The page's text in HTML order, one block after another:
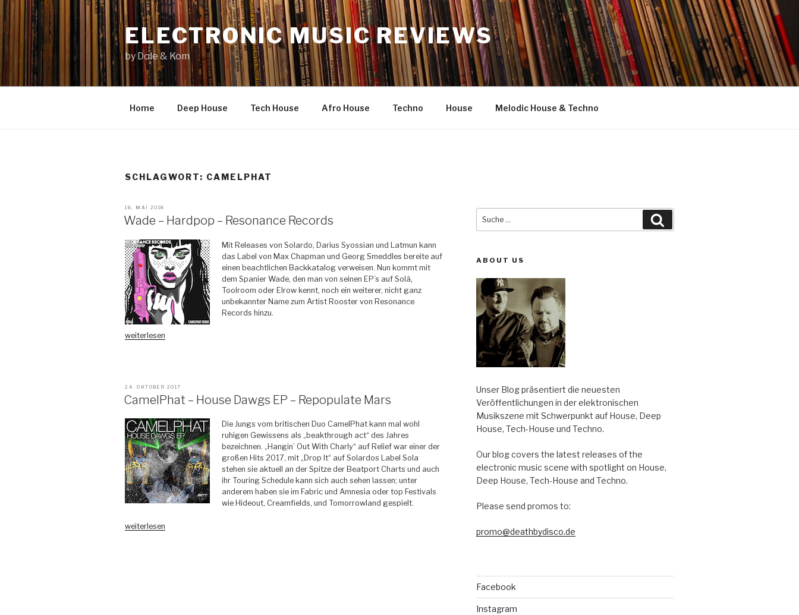
springen
ELECTRONIC MUSIC REVIEWS
by Dole & Kom
Home Deep House Tech House Afro House Techno House Melodic House & Techno
SCHLAGWORT: CAMELPHAT
VERÖFFENTLICHT
AM
16. MAI 2018
Wade – Hardpop – Resonance Records
Mit Releases von Solardo, Darius Syossian und Latmun kann
das Label von Max Chapman und Georg Smeddles bereite auf
einen beachtlichen Backkatalog verweisen. Nun kommt mit
dem Spanier Wade, den man von seinen EP’s auf Solá,
Toolroom oder Elrow kennt, noch ein weiterer, nicht ganz
unbekannter Name zum Artist Rooster von Resonance
Records hinzu.
„Wade
weiterlesen
VERÖFFENTLICHT
24. OKTOBER 2017
CamelPhat – House Dawgs EP – Repopulate Mars
Die Jungs vom britischen Duo CamelPhat kann mal wohl
ruhigen Gewissens als „beakthrough act“ des Jahres
bezeichnen. „Hangin’ Out With Charly“ auf Relief war einer der
großen Hits 2017, mit „Drop It“ auf Solardos Label Sola
stehen sie aktuell an der Spitze der Beatport Charts und auch
ihr Touring Schedule kann sich auch sehen lassen; unter
anderem haben sie im Fabric und Amnesia oder top Festivals
wie Hideout, Creamfields, und Tomorrowland gespielt.
„CamelPhat
weiterlesen
Suche
ABOUT US
Unser Blog präsentiert die neuesten
Veröffentlichungen in der elektronischen
Musikszene mit Schwerpunkt auf House, Deep
House, Tech-House und Techno.
Our blog covers the latest releases of the
electronic music scene with spotlight on House,
Deep House, Tech-House and Techno.
Please send promos to:
promo@deathbydisco.de
Facebook
Instagram